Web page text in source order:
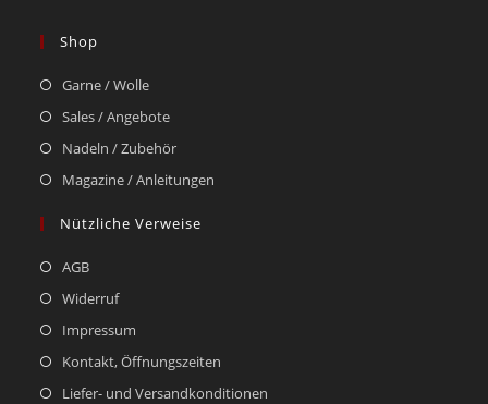
Shop
Garne / Wolle
Sales / Angebote
Nadeln / Zubehör
Magazine / Anleitungen
Nützliche Verweise
AGB
Widerruf
Impressum
Kontakt, Öffnungszeiten
Liefer- und Versandkonditionen